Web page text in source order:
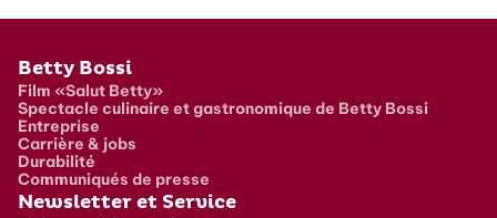
Pied de page
Betty Bossi
Film «Salut Betty»
Spectacle culinaire et gastronomique de Betty Bossi
Entreprise
Carrière & jobs
Durabilité
Communiqués de presse
Newsletter et Service